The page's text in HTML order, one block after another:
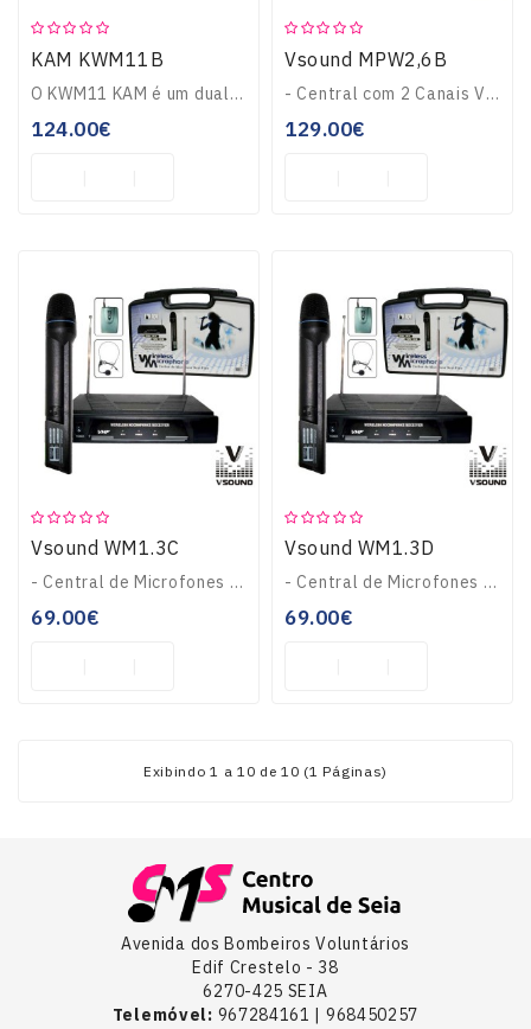
KAM KWM11B
O KWM11 KAM é um dual channel, VHF wireless sistema de microfone com 2 microfones de transmissor de mão e um receptor de 1U de meia largura. Este é um grande pa..
124.00€
Vsound MPW2,6B
- Central com 2 Canais VHF: 254.1/232.1MHz- Sistema de Microfones Sem Fios- Funciona com uma Bateria de 9V (Cada)- Autonomia até 6 Horas- Raio de Alcance até 30..
129.00€
Vsound WM1.3C
- Central de Microfones s/ fios VHF 231.50MHz- Tecnologia dinâmica de alteração frequências- Baixas interferências em frequências VHF- Composto p/ microfone: Mã..
69.00€
Vsound WM1.3D
- Central de Microfones sem fios VHF 259.10MHz- Tecnologia dinâmica de alteração frequências- Baixas interferências em frequências VHF- Composto p/ microfone: M..
69.00€
Exibindo 1 a 10 de 10 (1 Páginas)
Avenida dos Bombeiros Voluntários
Edif Crestelo - 38
6270-425 SEIA
Telemóvel: 967284161 | 968450257